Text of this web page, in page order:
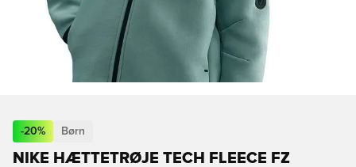
-20% Børn
NIKE HÆTTETRØJE TECH FLEECE FZ